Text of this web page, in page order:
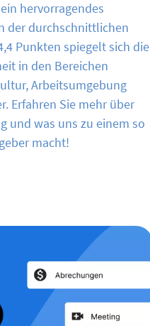
hervorragendes
der durchschnittlichen
Punkten spiegelt sich die
in den Bereichen
Arbeitsumgebung
Erfahren Sie mehr über
und was uns zu einem so
macht!